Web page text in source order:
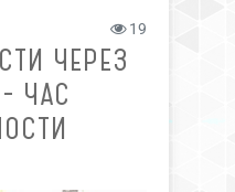
19
ЧЕРЕЗ
ЧАС